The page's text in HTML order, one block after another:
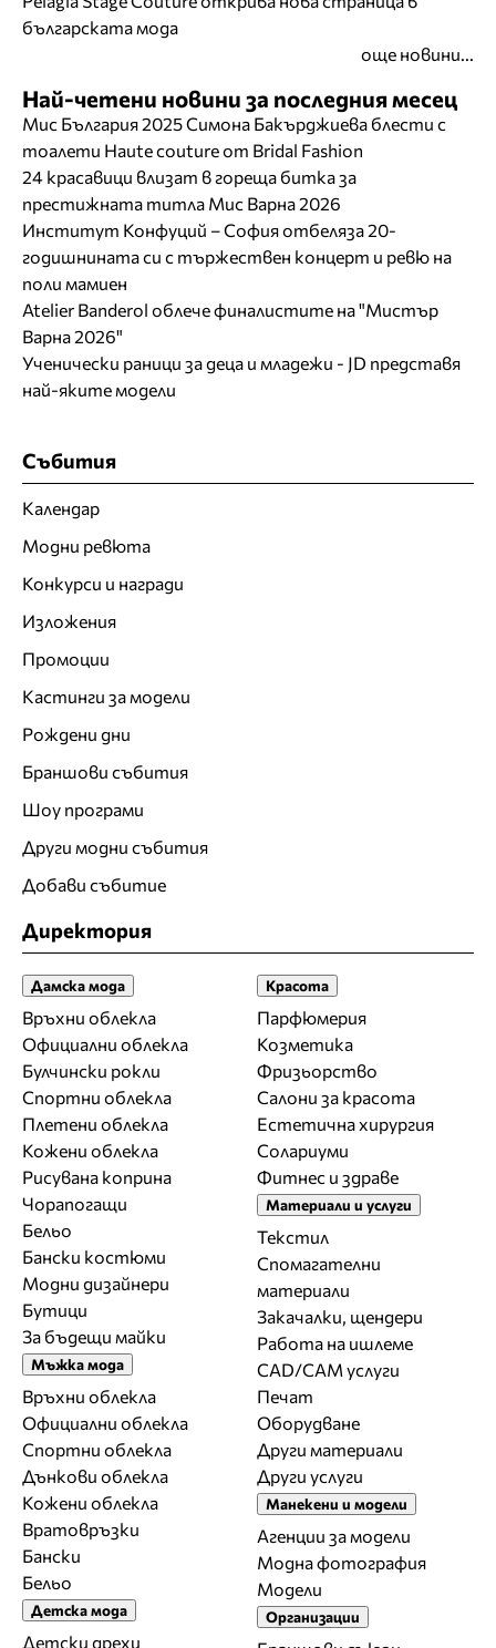
българската мода
още новини...
Най-четени новини за последния месец
Мис България 2025 Симона Бакърджиева блести с
тоалети Haute couture от Bridal Fashion
24 красавици влизат в гореща битка за
престижната титла Мис Варна 2026
Институт Конфуций – София отбеляза 20-
годишнината си с тържествен концерт и ревю на
поли мамиен
Atelier Banderol облече финалистите на "Мистър
Варна 2026"
Ученически раници за деца и младежи - JD представя
най-яките модели
Събития
Календар
Модни ревюта
Конкурси и награди
Изложения
Промоции
Кастинги за модели
Рождени дни
Браншови събития
Шоу програми
Други модни събития
Добави събитие
Директория
Дамска мода
Връхни облекла
Официални облекла
Булчински рокли
Спортни облекла
Плетени облекла
Кожени облекла
Рисувана коприна
Чорапогащи
Бельо
Бански костюми
Модни дизайнери
Бутици
За бъдещи майки
Мъжка мода
Връхни облекла
Официални облекла
Спортни облекла
Дънкови облекла
Кожени облекла
Вратовръзки
Бански
Бельо
Детска мода
Детски дрехи
Красота
Парфюмерия
Козметика
Фризьорство
Салони за красота
Естетична хирургия
Солариуми
Фитнес и здраве
Материали и услуги
Текстил
Спомагателни
материали
Закачалки, щендери
Работа на ишлеме
CAD/CAM услуги
Печат
Оборудване
Други материали
Други услуги
Манекени и модели
Агенции за модели
Модна фотография
Модели
Организации